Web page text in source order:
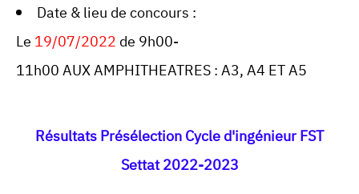
Date & lieu de concours :
Le 19/07/2022 de 9h00-
11h00 AUX AMPHITHEATRES : A3, A4 ET A5
Résultats Présélection Cycle d'ingénieur FST
Settat 2022-2023